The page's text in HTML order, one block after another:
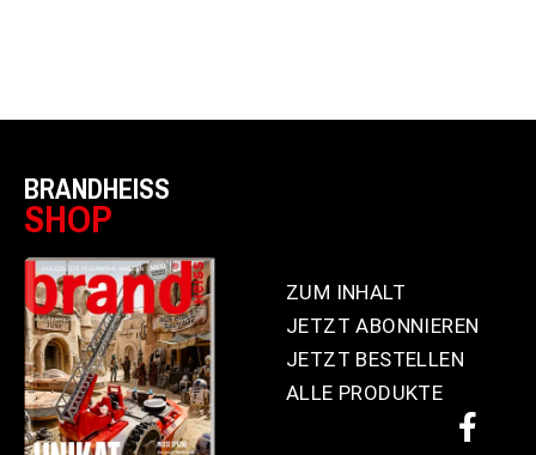
BRANDHEISS
SHOP
ZUM INHALT
JETZT ABONNIEREN
JETZT BESTELLEN
ALLE PRODUKTE